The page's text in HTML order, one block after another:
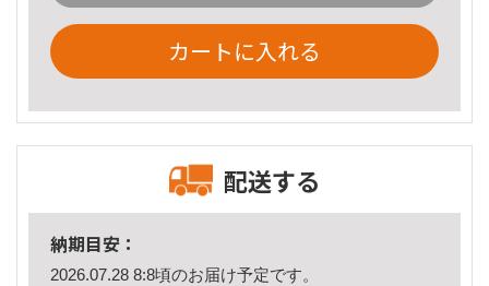
カートに入れる
配送する
納期目安：
2026.07.28 8:8頃のお届け予定です。